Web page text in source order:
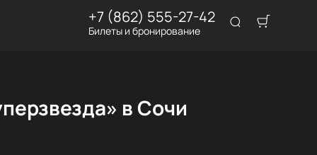
+7 (862) 555-27-42
Билеты и бронирование
в Сочи